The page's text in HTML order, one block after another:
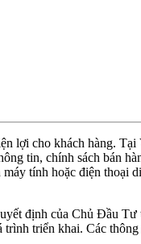
lợi cho khách hàng.
tin, chính sách bán
tính hoặc điện thoại
định của Chủ Đầu
triển khai. Các